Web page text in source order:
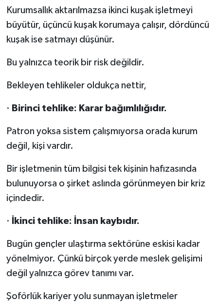
Kurumsallık aktarılmazsa ikinci kuşak işletmeyi
büyütür, üçüncü kuşak korumaya çalışır, dördüncü
kuşak ise satmayı düşünür.
Bu yalnızca teorik bir risk değildir.
Bekleyen tehlikeler oldukça nettir,
· Birinci tehlike: Karar bağımlılığıdır.
Patron yoksa sistem çalışmıyorsa orada kurum
değil, kişi vardır.
Bir işletmenin tüm bilgisi tek kişinin hafızasında
bulunuyorsa o şirket aslında görünmeyen bir kriz
içindedir.
· İkinci tehlike: İnsan kaybıdır.
Bugün gençler ulaştırma sektörüne eskisi kadar
yönelmiyor. Çünkü birçok yerde meslek gelişimi
değil yalnızca görev tanımı var.
Şoförlük kariyer yolu sunmayan işletmeler